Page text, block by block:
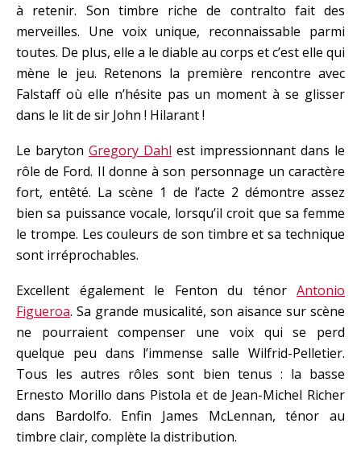
à retenir. Son timbre riche de contralto fait des
merveilles. Une voix unique, reconnaissable parmi
toutes. De plus, elle a le diable au corps et c’est elle qui
mène le jeu. Retenons la première rencontre avec
Falstaff où elle n’hésite pas un moment à se glisser
dans le lit de sir John ! Hilarant !
Le baryton Gregory Dahl est impressionnant dans le
rôle de Ford. Il donne à son personnage un caractère
fort, entêté. La scène 1 de l’acte 2 démontre assez
bien sa puissance vocale, lorsqu’il croit que sa femme
le trompe. Les couleurs de son timbre et sa technique
sont irréprochables.
Excellent également le Fenton du ténor Antonio
Figueroa. Sa grande musicalité, son aisance sur scène
ne pourraient compenser une voix qui se perd
quelque peu dans l’immense salle Wilfrid-Pelletier.
Tous les autres rôles sont bien tenus : la basse
Ernesto Morillo dans Pistola et de Jean-Michel Richer
dans Bardolfo. Enfin James McLennan, ténor au
timbre clair, complète la distribution.